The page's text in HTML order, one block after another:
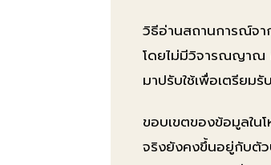
วิธีอ่านสถานการณ์จา
โดยไม่มีวิจารณญาณ
มาปรับใช้เพื่อเตรียม
ขอบเขตของข้อมูลใน
จริงยังคงขึ้นอยู่กับตัว